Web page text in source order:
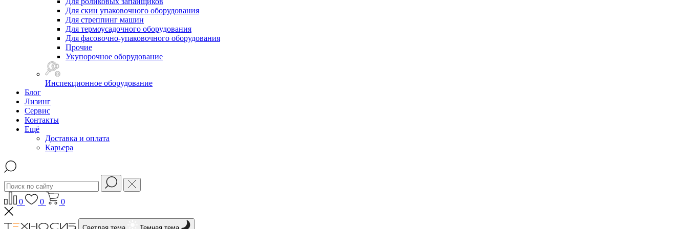
Для скин упаковочного оборудования
Для стреппинг машин
Для термоусадочного оборудования
Для фасовочно-упаковочного оборудования
Прочие
Укупорочное оборудование
Инспекционное оборудование
Блог
Лизинг
Сервис
Контакты
Ещё
Доставка и оплата
Карьера
0 0 0